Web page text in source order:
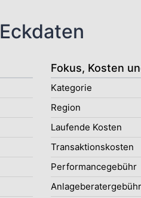
Eckdaten
Fokus, Kosten
Kategorie
Region
Laufende Kosten
Transaktionskosten
Performancegebühr
Anlageberatergebühr